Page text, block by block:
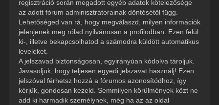
regisztráció során megadott egyéb adatok kötelezősége
az adott fórum adminisztrátorainak döntésétől függ.
Lehetőséged van rá, hogy megválaszd, milyen információk
jelenjenek meg rólad nyilvánosan a profilodban. Ezen felül
ki-, illetve bekapcsolhatod a számodra küldött automatikus
leveleket.
A jelszavad biztonságosan, egyirányúan kódolva tároljuk.
Javasoljuk, hogy teljesen egyedi jelszavat használj! Ezen
jelszóval férhetsz hozzá a fórumos azonosítódhoz, így
kérjük, gondosan kezeld. Semmilyen körülmények közt ne
add ki harmadik személynek, még ha az az oldal